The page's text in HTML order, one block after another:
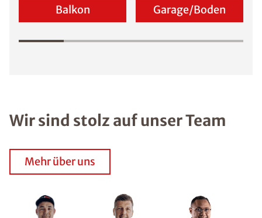
Balkon Garage/Boden
Wir sind stolz auf unser Team
Mehr über uns